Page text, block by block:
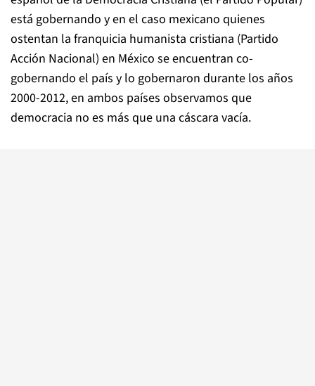
está gobernando y en el caso mexicano quienes
ostentan la franquicia humanista cristiana (Partido
Acción Nacional) en México se encuentran co-
gobernando el país y lo gobernaron durante los años
2000-2012, en ambos países observamos que
democracia no es más que una cáscara vacía.